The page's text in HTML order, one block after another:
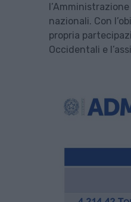
nazionali. Con
propria
Occidentali e